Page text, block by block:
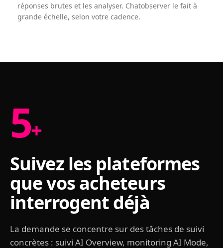
réponses brutes et les analyser. Chatobserver le fait à
grande échelle, selon votre cadence.
5+
Suivez les plateformes
que vos acheteurs
interrogent déjà
La demande se concentre sur des tâches de suivi
concrètes : suivi AI Overview, monitoring AI Mode,